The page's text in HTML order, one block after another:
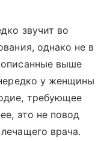
звучит во
однако не в
выше
у женщины
требующее
это не повод
врача.